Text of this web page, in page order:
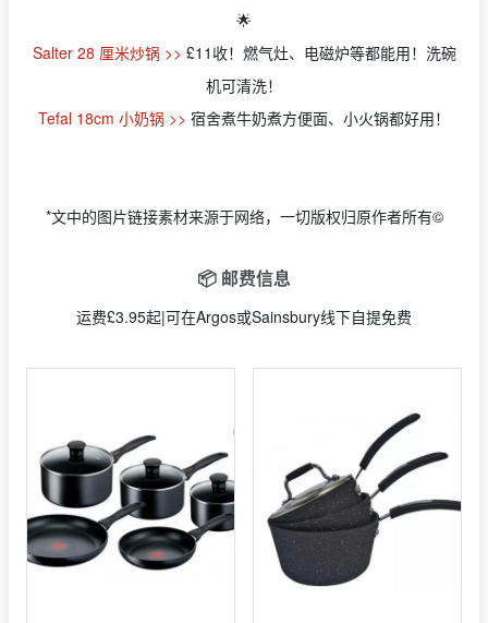
🌟
Salter 28 厘米炒锅 >> £11收！燃气灶、电磁炉等都能用！洗碗
机可清洗！
Tefal 18cm 小奶锅 >> 宿舍煮牛奶煮方便面、小火锅都好用！
*文中的图片链接素材来源于网络，一切版权归原作者所有©
📦 邮费信息
运费£3.95起|可在Argos或Sainsbury线下自提免费